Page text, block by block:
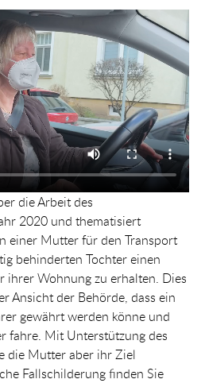
die Arbeit des
2020 und thematisiert
einer Mutter für den Transport
behinderten Tochter einen
ihrer Wohnung zu erhalten. Dies
Ansicht der Behörde, dass ein
gewährt werden könne und
fahre. Mit Unterstützung des
die Mutter aber ihr Ziel
Fallschilderung finden Sie